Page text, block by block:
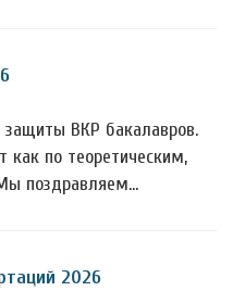
ВКР бакалавров.
по теоретическим,
поздравляем…
2026